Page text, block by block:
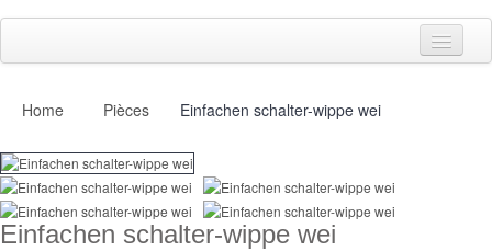
Schalter
Dimmer
Kreuzschalters
Home Pièces Einfachen schalter-wippe wei
Einfachen schalter-wippe wei